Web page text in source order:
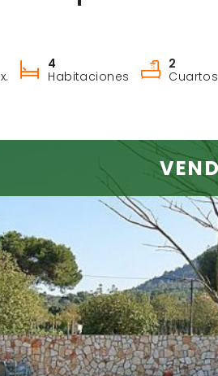
4
Habitaciones
2